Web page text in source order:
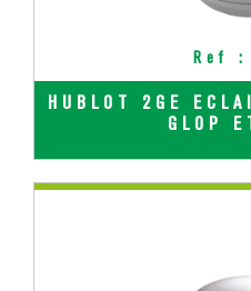
Ref :
HUBLOT 2GE
GLOP